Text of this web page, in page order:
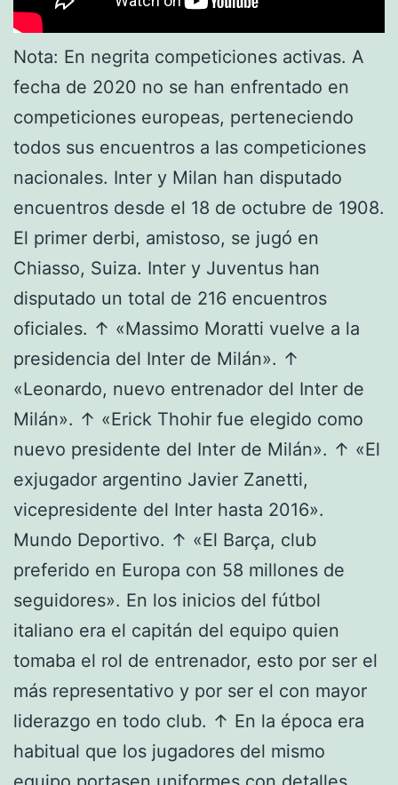
Nota: En negrita competiciones activas. A
fecha de 2020 no se han enfrentado en
competiciones europeas, perteneciendo
todos sus encuentros a las competiciones
nacionales. Inter y Milan han disputado
encuentros desde el 18 de octubre de 1908.
El primer derbi, amistoso, se jugó en
Chiasso, Suiza. Inter y Juventus han
disputado un total de 216 encuentros
oficiales. ↑ «Massimo Moratti vuelve a la
presidencia del Inter de Milán». ↑
«Leonardo, nuevo entrenador del Inter de
Milán». ↑ «Erick Thohir fue elegido como
nuevo presidente del Inter de Milán». ↑ «El
exjugador argentino Javier Zanetti,
vicepresidente del Inter hasta 2016».
Mundo Deportivo. ↑ «El Barça, club
preferido en Europa con 58 millones de
seguidores». En los inicios del fútbol
italiano era el capitán del equipo quien
tomaba el rol de entrenador, esto por ser el
más representativo y por ser el con mayor
liderazgo en todo club. ↑ En la época era
habitual que los jugadores del mismo